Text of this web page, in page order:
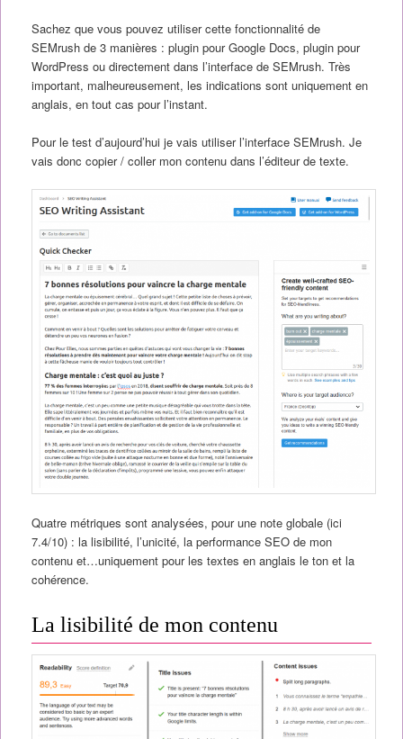
Sachez que vous pouvez utiliser cette fonctionnalité de
SEMrush de 3 manières : plugin pour Google Docs, plugin pour
WordPress ou directement dans l’interface de SEMrush. Très
important, malheureusement, les indications sont uniquement en
anglais, en tout cas pour l’instant.
Pour le test d’aujourd’hui je vais utiliser l’interface SEMrush. Je
vais donc copier / coller mon contenu dans l’éditeur de texte.
Quatre métriques sont analysées, pour une note globale (ici
7.4/10) : la lisibilité, l’unicité, la performance SEO de mon
contenu et…uniquement pour les textes en anglais le ton et la
cohérence.
La lisibilité de mon contenu